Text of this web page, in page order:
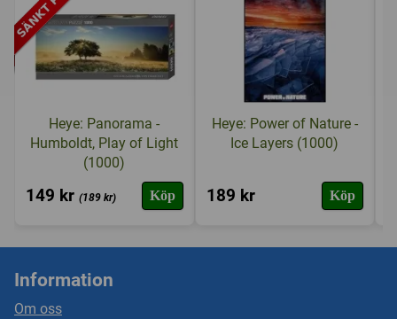
Heye: Panorama -
Humboldt, Play of Light
(1000)
149 kr (189 kr) Köp
Heye: Power of Nature -
Ice Layers (1000)
189 kr Köp
Information
Om oss